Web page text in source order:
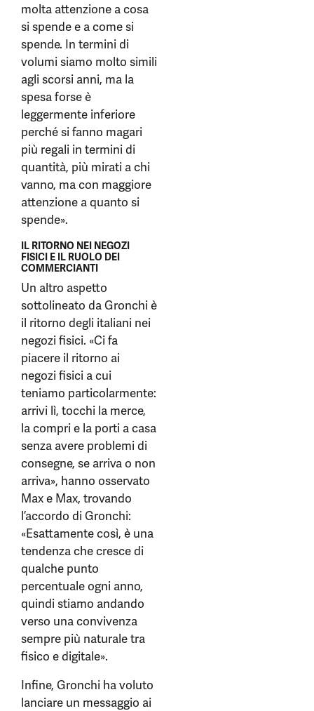
molta attenzione a cosa
si spende e a come si
spende. In termini di
volumi siamo molto simili
agli scorsi anni, ma la
spesa forse è
leggermente inferiore
perché si fanno magari
più regali in termini di
quantità, più mirati a chi
vanno, ma con maggiore
attenzione a quanto si
spende».
IL RITORNO NEI NEGOZI
FISICI E IL RUOLO DEI
COMMERCIANTI
Un altro aspetto
sottolineato da Gronchi è
il ritorno degli italiani nei
negozi fisici. «Ci fa
piacere il ritorno ai
negozi fisici a cui
teniamo particolarmente:
arrivi lì, tocchi la merce,
la compri e la porti a casa
senza avere problemi di
consegne, se arriva o non
arriva», hanno osservato
Max e Max, trovando
l’accordo di Gronchi:
«Esattamente così, è una
tendenza che cresce di
qualche punto
percentuale ogni anno,
quindi stiamo andando
verso una convivenza
sempre più naturale tra
fisico e digitale».
Infine, Gronchi ha voluto
lanciare un messaggio ai